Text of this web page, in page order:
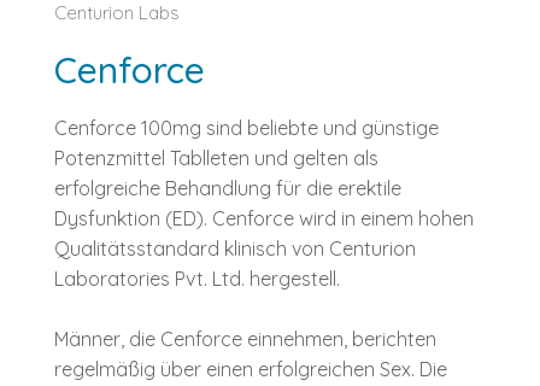
Centurion Labs
Cenforce
Cenforce 100mg sind beliebte und günstige
Potenzmittel Tablleten und gelten als
erfolgreiche Behandlung für die erektile
Dysfunktion (ED). Cenforce wird in einem hohen
Qualitätsstandard klinisch von Centurion
Laboratories Pvt. Ltd. hergestell.
Männer, die Cenforce einnehmen, berichten
regelmäßig über einen erfolgreichen Sex. Die